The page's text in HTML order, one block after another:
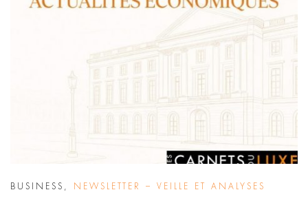
BUSINESS NEWSLETTER – VEILLE ET ANALYSES